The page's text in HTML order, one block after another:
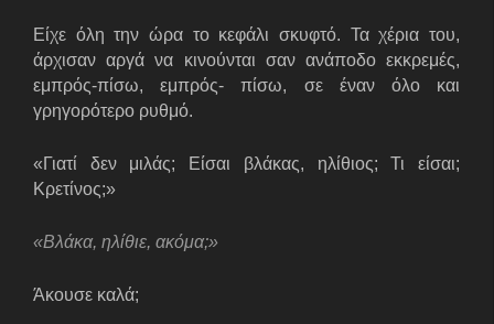
Είχε όλη την ώρα το κεφάλι σκυφτό. Τα χέρια του,
άρχισαν αργά να κινούνται σαν ανάποδο εκκρεμές,
εμπρός-πίσω, εμπρός- πίσω, σε έναν όλο και
γρηγορότερο ρυθμό.
«Γιατί δεν μιλάς; Είσαι βλάκας, ηλίθιος; Τι είσαι;
Κρετίνος;»
«Βλάκα, ηλίθιε, ακόμα;»
Άκουσε καλά;